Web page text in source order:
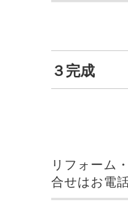
３完成
リフォーム
合せはお電